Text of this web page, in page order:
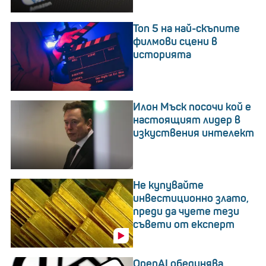
Топ 5 на най-скъпите
филмови сцени в
историята
Илон Мъск посочи кой е
настоящият лидер в
изкуствения интелект
Не купувайте
инвестиционно злато,
преди да чуете тези
съвети от експерт